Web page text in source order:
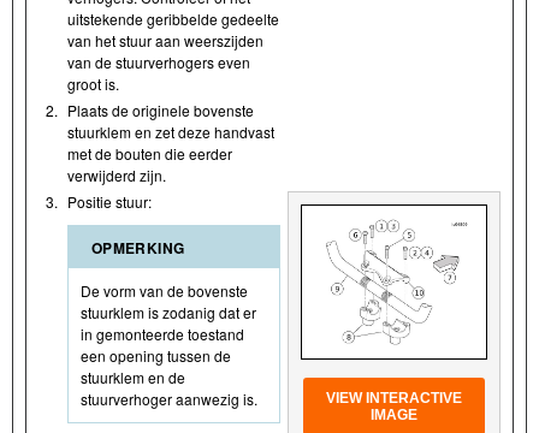
uitstekende geribbelde gedeelte
van het stuur aan weerszijden
van de stuurverhogers even
groot is.
2. Plaats de originele bovenste
stuurklem en zet deze handvast
met de bouten die eerder
verwijderd zijn.
3. Positie stuur:
OPMERKING
De vorm van de bovenste
stuurklem is zodanig dat er
in gemonteerde toestand
een opening tussen de
stuurklem en de
stuurverhoger aanwezig is.
VIEW INTERACTIVE
IMAGE